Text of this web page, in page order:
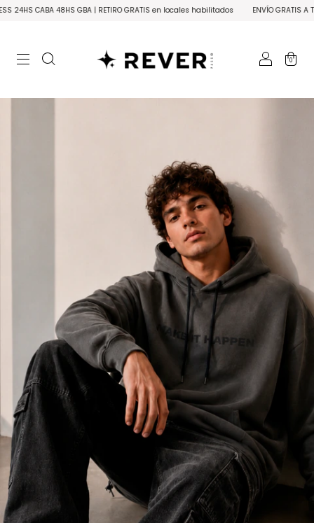
48HS GBA | RETIRO GRATIS en locales habilitados ENVÍO GRATIS A TODO EL
0